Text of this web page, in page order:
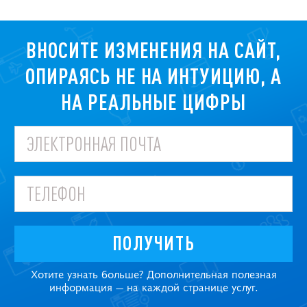
ВНОСИТЕ ИЗМЕНЕНИЯ НА САЙТ,
ОПИРАЯСЬ НЕ НА ИНТУИЦИЮ, А
НА РЕАЛЬНЫЕ ЦИФРЫ
ПОЛУЧИТЬ
Хотите узнать больше? Дополнительная полезная
информация — на каждой странице услуг.